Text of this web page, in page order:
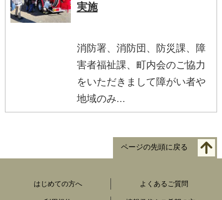
実施
消防署、消防団、防災課、障
害者福祉課、町内会のご協力
をいただきまして障がい者や
地域のみ...
ページの先頭に戻る
はじめての方へ よくあるご質問